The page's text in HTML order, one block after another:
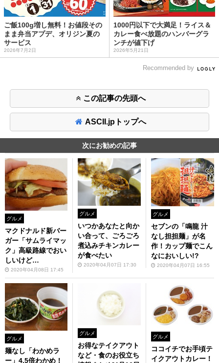
ご飯100g増し無料！お値段その
まま弁当アプデ、オリジン夏の
サービス
2026年7月2日
1000円以下で大満足！ライス＆
カレー食べ放題のハンバーグラ
ンチが値下げ
2026年5月21日
Recommended by
この記事の先頭へ
ASCII.jpトップへ
次にお勧めの記事
グルメ
マクドナルド新バー
ガー「サムライマッ
ク」高級路線でおい
しいけど…
2020年04月08日 17:45
グルメ
いつかあなたと向か
い合って、ごろごろ
煮込みチキンカレー
が食べたい
2020年04月07日 17:30
グルメ
セブンの「鳴龍 汁
なし担担麺」が名
作！カップ麺でこん
なにおいしい!?
2020年04月07日 16:55
グルメ
麺なし「わかめラ
ー」4.5倍わかめ！
グルメ
お得なテイクアウト
など・食のお役立ち
グルメ
ココイチでお手頃テ
イクアウトカレー！